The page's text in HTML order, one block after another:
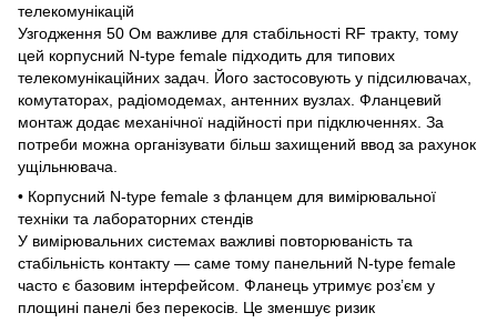
телекомунікацій
Узгодження 50 Ом важливе для стабільності RF тракту, тому
цей корпусний N-type female підходить для типових
телекомунікаційних задач. Його застосовують у підсилювачах,
комутаторах, радіомодемах, антенних вузлах. Фланцевий
монтаж додає механічної надійності при підключеннях. За
потреби можна організувати більш захищений ввод за рахунок
ущільнювача.
• Корпусний N-type female з фланцем для вимірювальної
техніки та лабораторних стендів
У вимірювальних системах важливі повторюваність та
стабільність контакту — саме тому панельний N-type female
часто є базовим інтерфейсом. Фланець утримує роз’єм у
площині панелі без перекосів. Це зменшує ризик